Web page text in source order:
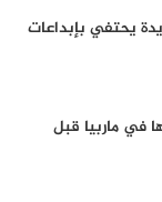
يحتفي بإبداعات
في ماربيا قبل